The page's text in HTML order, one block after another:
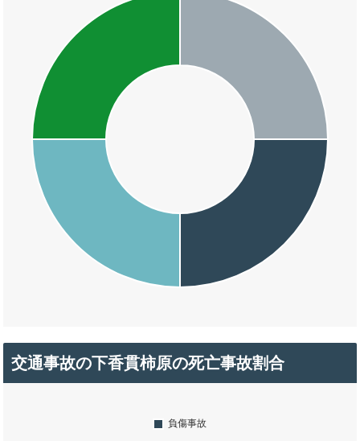
交通事故の下香貫柿原の死亡事故割合